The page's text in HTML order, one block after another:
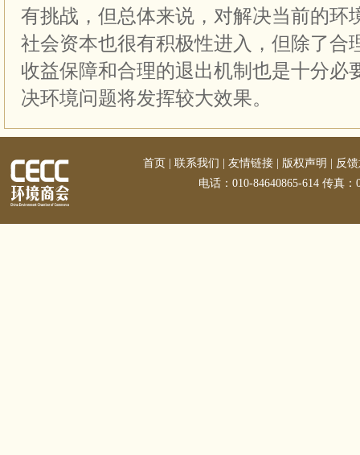
有挑战，但总体来说，对解决当前的环
社会资本也很有积极性进入，但除了合
收益保障和合理的退出机制也是十分必
决环境问题将发挥较大效果。
首页 联系我们 友情链接 版权声明
反
电话：010-84640865-614 传真